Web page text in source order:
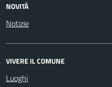
NOVITÀ
Notizie
VIVERE IL COMUNE
Luoghi